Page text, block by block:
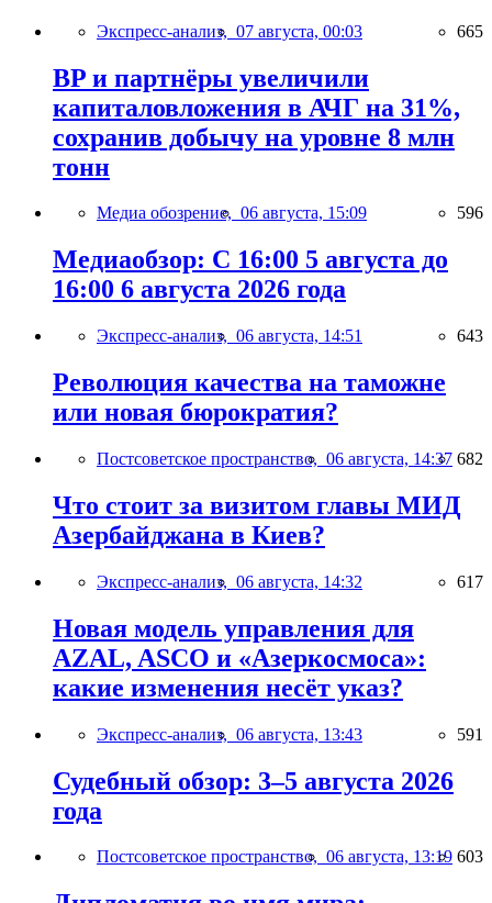
Экспресс-анализ, 07 августа, 00:03 665
BP и партнёры увеличили
капиталовложения в АЧГ на 31%,
сохранив добычу на уровне 8 млн
тонн
Медиа обозрение, 06 августа, 15:09 596
Медиаобзор: С 16:00 5 августа до
16:00 6 августа 2026 года
Экспресс-анализ, 06 августа, 14:51 643
Революция качества на таможне
или новая бюрократия?
Постсоветское пространство, 06 августа, 14:37 682
Что стоит за визитом главы МИД
Азербайджана в Киев?
Экспресс-анализ, 06 августа, 14:32 617
Новая модель управления для
AZAL, ASCO и «Азеркосмоса»:
какие изменения несёт указ?
Экспресс-анализ, 06 августа, 13:43 591
Судебный обзор: 3–5 августа 2026
года
Постсоветское пространство, 06 августа, 13:19 603